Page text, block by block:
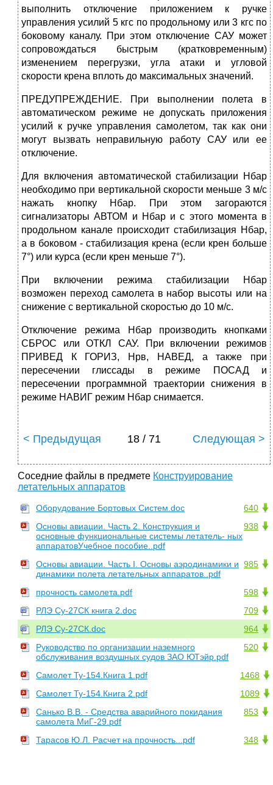
выполнить отключение приложением к ручке
управления усилий 5 кгс по продольному или 3 кгс по
боковому каналу. При этом отключение САУ может
сопровождаться быстрым (кратковременным)
изменением перегрузки, угла атаки и угловой
скорости крена вплоть до максимальных значений.
ПРЕДУПРЕЖДЕНИЕ. При выполнении полета в
автоматическом режиме не допускать приложения
усилий к ручке управления самолетом, так как они
могут вызвать неправильную работу САУ или ее
отключение.
Для включения автоматической стабилизации Нбар
необходимо при вертикальной скорости меньше 3 м/с
нажать кнопку Нбар. При этом загораются
сигнализаторы АВТОМ и Нбар и с этого момента в
продольном канале происходит стабилизация Нбар,
а в боковом - стабилизация крена (если крен больше
7°) или курса (если крен меньше 7°).
При включении режима стабилизации Нбар
возможен переход самолета в набор высоты или на
снижение с вертикальной скоростью до 10 м/с.
Отключение режима Нбар производить кнопками
СБРОС или ОТКЛ САУ. При включении режимов
ПРИВЕД К ГОРИЗ, Нрв, НАВЕД, а также при
пересечении глиссады в режиме ПОСАД и
пересечении программной траектории снижения в
режиме НАВИГ режим Нбар снимается.
< Предыдущая 18 / 71 Следующая >
Соседние файлы в предмете Конструирование
летательных аппаратов
640
Оборудование Бортовых Систем.doc
938
Основы авиации. Часть 2. Конструкция и
основные функциональные системы летатель- ных
аппаратовУчебное пособие..pdf
985
Основы авиации. Часть I. Основы аэродинамики и
динамики полета летательных аппаратов..pdf
598
прочность самолета.pdf
709
РЛЭ Су-27СК книга 2.doc
964
РЛЭ Су-27СК.doc
520
Руководство по организации наземного
обслуживания воздушных судов ЗАО ЮТэйр.pdf
1468
Самолет Ту-154.Книга 1.pdf
1089
Самолет Ту-154.Книга 2.pdf
853
Санько В.В. - Средства аварийного покидания
самолета МиГ-29.pdf
348
Тарасов Ю.Л. Расчет на прочность...pdf